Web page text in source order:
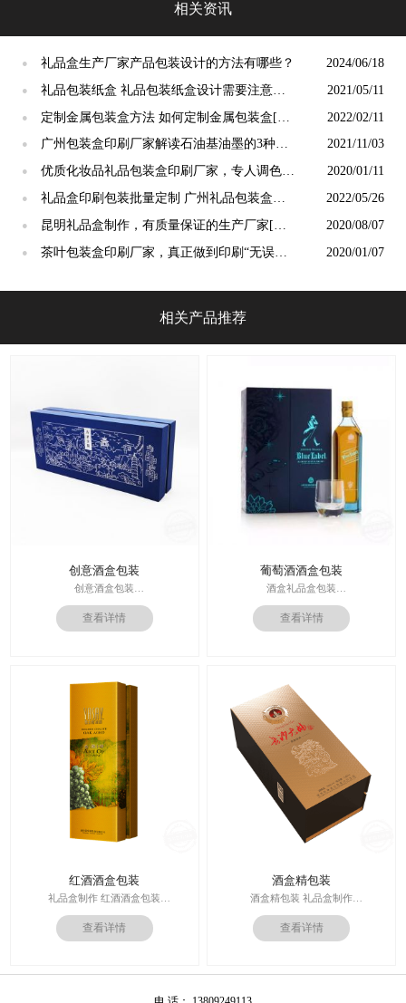
相关资讯
● 礼品盒生产厂家产品包装设计的方法有哪些？ 2024/06/18
●
礼品包装纸盒 礼品包装纸盒设计需要注意的
问题讲解 [吉彩四方]多对一服务厂家 德国进
口设备
2021/05/11
●
定制金属包装盒方法 如何定制金属包装盒[吉
彩四方]
2022/02/11
●
广州包装盒印刷厂家解读石油基油墨的3种替
代品 [吉彩四方]
2021/11/03
●
优质化妆品礼品包装盒印刷厂家，专人调色专
人跟色[吉彩四方]
2020/01/11
●
礼品盒印刷包装批量定制 广州礼品包装盒印
刷厂家[吉彩四方]
2022/05/26
●
昆明礼品盒制作，有质量保证的生产厂家[吉
彩四方]更值得选择
2020/08/07
●
茶叶包装盒印刷厂家，真正做到印刷“无误
2020/01/07
相关产品推荐
创意酒盒包装
创意酒盒包装
印刷技术： 专色印刷
面纸：特种纸
内材料：1500克白板
价格：根据材质及工艺、数量报
周期：签订合同确认样板后7-15个工
作日
查看详情
葡萄酒酒盒包装
酒盒礼品盒包装
选择[吉彩四方] 定制专属礼品盒包装
印刷技术： 专色印刷； 内材料：
1500克灰板
价； 周期：签订合同确认样板后7-
15个工作日
适用范围：电商，微商，商超，连锁
店，品牌公司
订购热线：400-9941-431
查看详情
红酒酒盒包装
礼品盒制作 红酒酒盒包装
选择[吉彩四方] 定制专属礼品盒包装
规格：长*宽*高
=110*310*100（mm)
纸； 内材料：1500克灰板
查看详情
酒盒精包装
酒盒精包装 礼品盒制作
选择[吉彩四方] 定制专属纸盒包装
规格：长*宽*高
=190*360*100（mm)
纸； 内材料：1500克灰板
查看详情